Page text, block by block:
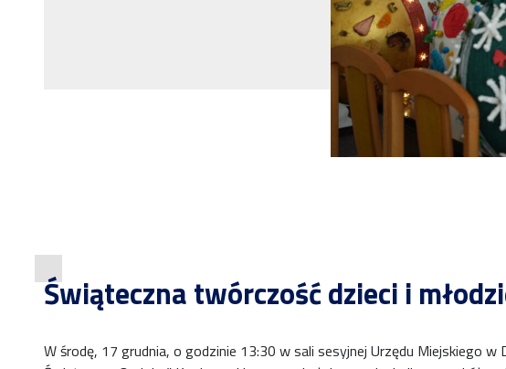
Świąteczna twórczość dzieci i
W środę, 17 grudnia, o godzinie 13:30 w sali sesyjnej Urzędu Miejskiego